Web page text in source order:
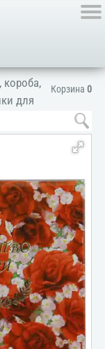
Корзина 0
для